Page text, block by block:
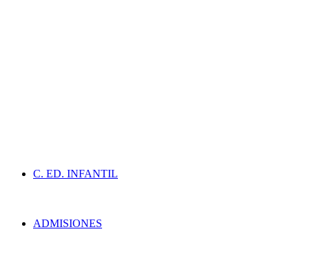
C. ED. INFANTIL
ADMISIONES